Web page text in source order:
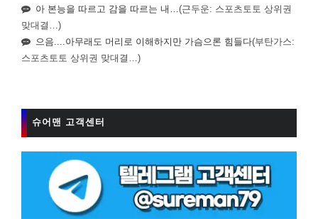
아 본능을 따르고 감을 따르는 내…(근두운: 스포츠토토 상위권
맞대결…)
으음....아무래도 머리로 이해하지만 가슴으론 힘들다(부탄가스:
스포츠토토 상위권 맞대결…)
슈어맨 고객센터